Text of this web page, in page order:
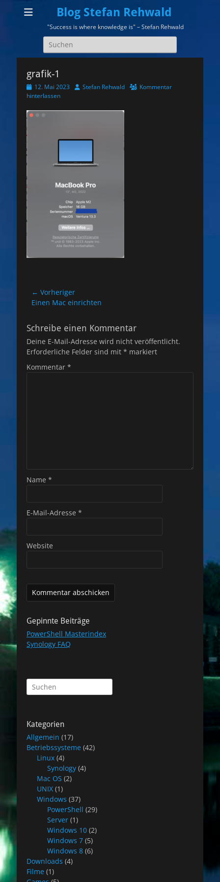
Blog Stefan Rehwald
"Success is where knowledge is" – Stefan Rehwald
Suchen
nach:
grafik-1
Veröffentlicht
am
12. Mai 2023 AutorStefan Rehwald
Kommentar
hinterlassen
Beitragsnavigation
← Vorheriger
Vorheriger
Einen Mac einrichten
Schreibe einen Kommentar
Deine E-Mail-Adresse wird nicht veröffentlicht.
Erforderliche Felder sind mit * markiert
Kommentar *
Name *
E-Mail-Adresse *
Website
Gepinnte Beiträge
PowerShell Masterindex
Synology FAQ
Suchen
nach:
Kategorien
Allgemein (17)
Betriebssysteme (42)
Linux (4)
Synology (4)
Mac OS (2)
UNIX (1)
Windows (37)
PowerShell (29)
Server (1)
Windows 10 (2)
Windows 7 (5)
Windows 8 (6)
Downloads (4)
Filme (1)